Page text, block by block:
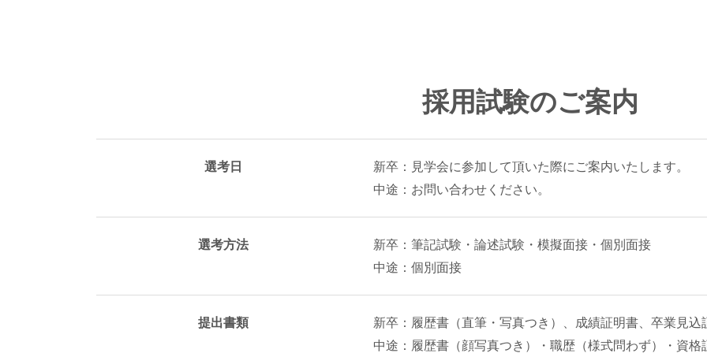
採用試験のご案内
選考日
新卒：見学会に参加して頂いた際にご案内いたします。
中途：お問い合わせください。
選考方法
新卒：筆記試験・論述試験・模擬面接・個別面接
中途：個別面接
提出書類
新卒：履歴書（直筆・写真つき）、成績証明書、卒業見込
中途：履歴書（顔写真つき）・職歴（様式問わず）・資格